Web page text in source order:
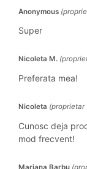
Anonymous
Super
Nicoleta M.
Preferata mea!
Nicoleta (proprietar
Cunosc deja
mod frecvent!
Mariana Barbu